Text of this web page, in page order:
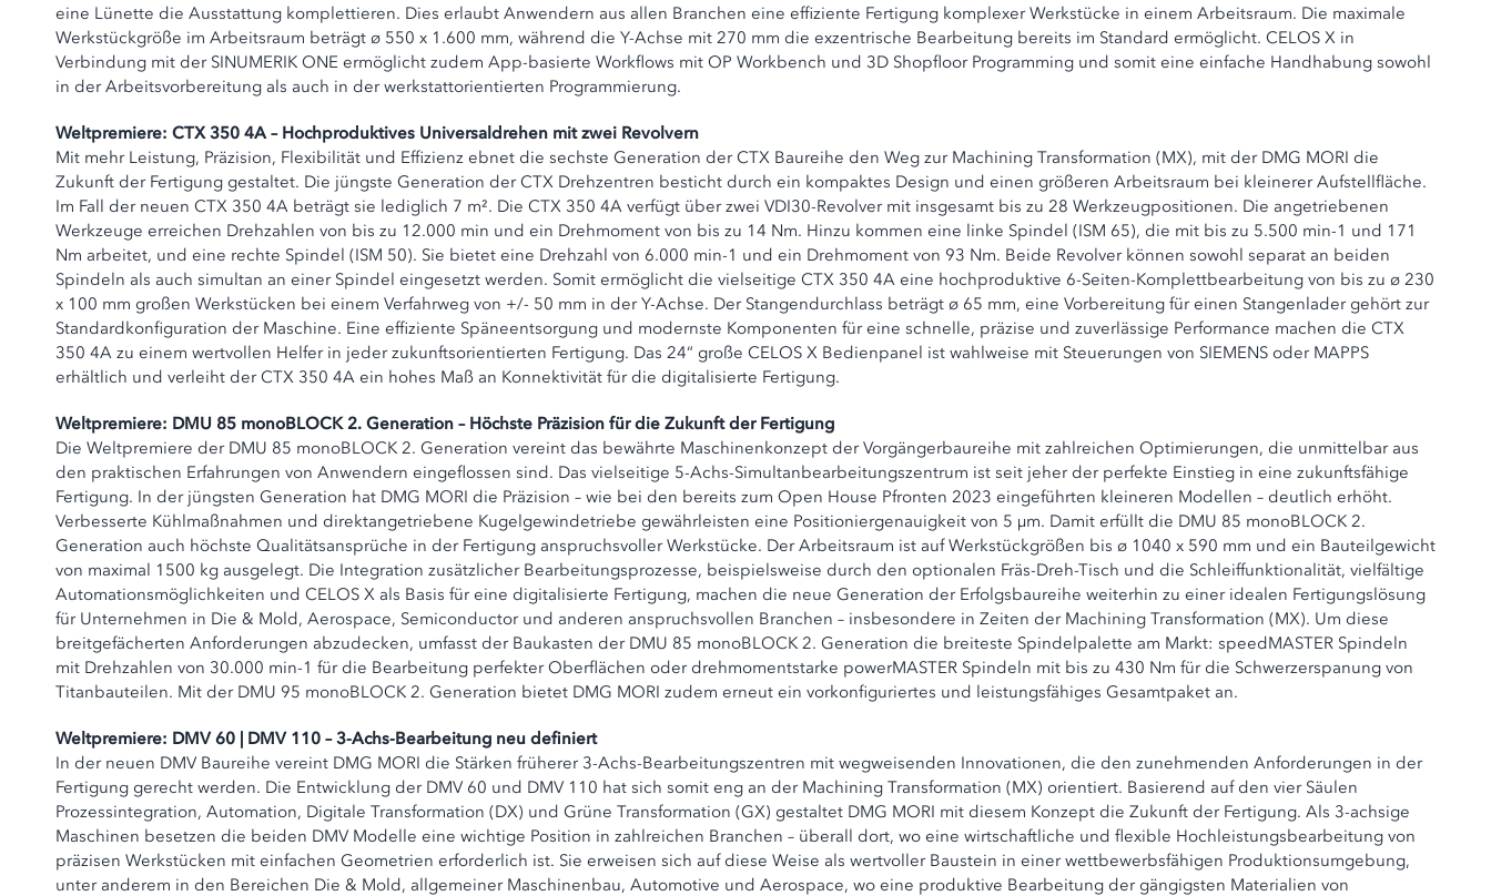
eine Lünette die Ausstattung komplettieren. Dies erlaubt Anwendern aus allen Branchen eine effiziente Fertigung komplexer Werkstücke in einem Arbeitsraum. Die maximale
Werkstückgröße im Arbeitsraum beträgt ø 550 x 1.600 mm, während die Y-Achse mit 270 mm die exzentrische Bearbeitung bereits im Standard ermöglicht. CELOS X in
Verbindung mit der SINUMERIK ONE ermöglicht zudem App-basierte Workflows mit OP Workbench und 3D Shopfloor Programming und somit eine einfache Handhabung sowohl
in der Arbeitsvorbereitung als auch in der werkstattorientierten Programmierung.
Weltpremiere: CTX 350 4A – Hochproduktives Universaldrehen mit zwei Revolvern
Mit mehr Leistung, Präzision, Flexibilität und Effizienz ebnet die sechste Generation der CTX Baureihe den Weg zur Machining Transformation (MX), mit der DMG MORI die
Zukunft der Fertigung gestaltet. Die jüngste Generation der CTX Drehzentren besticht durch ein kompaktes Design und einen größeren Arbeitsraum bei kleinerer Aufstellfläche.
Im Fall der neuen CTX 350 4A beträgt sie lediglich 7 m². Die CTX 350 4A verfügt über zwei VDI30-Revolver mit insgesamt bis zu 28 Werkzeugpositionen. Die angetriebenen
Werkzeuge erreichen Drehzahlen von bis zu 12.000 min und ein Drehmoment von bis zu 14 Nm. Hinzu kommen eine linke Spindel (ISM 65), die mit bis zu 5.500 min-1 und 171
Nm arbeitet, und eine rechte Spindel (ISM 50). Sie bietet eine Drehzahl von 6.000 min-1 und ein Drehmoment von 93 Nm. Beide Revolver können sowohl separat an beiden
Spindeln als auch simultan an einer Spindel eingesetzt werden. Somit ermöglicht die vielseitige CTX 350 4A eine hochproduktive 6-Seiten-Komplettbearbeitung von bis zu ø 230
x 100 mm großen Werkstücken bei einem Verfahrweg von +/- 50 mm in der Y-Achse. Der Stangendurchlass beträgt ø 65 mm, eine Vorbereitung für einen Stangenlader gehört zur
Standardkonfiguration der Maschine. Eine effiziente Späneentsorgung und modernste Komponenten für eine schnelle, präzise und zuverlässige Performance machen die CTX
350 4A zu einem wertvollen Helfer in jeder zukunftsorientierten Fertigung. Das 24“ große CELOS X Bedienpanel ist wahlweise mit Steuerungen von SIEMENS oder MAPPS
erhältlich und verleiht der CTX 350 4A ein hohes Maß an Konnektivität für die digitalisierte Fertigung.
Weltpremiere: DMU 85 monoBLOCK 2. Generation – Höchste Präzision für die Zukunft der Fertigung
Die Weltpremiere der DMU 85 monoBLOCK 2. Generation vereint das bewährte Maschinenkonzept der Vorgängerbaureihe mit zahlreichen Optimierungen, die unmittelbar aus
den praktischen Erfahrungen von Anwendern eingeflossen sind. Das vielseitige 5-Achs-Simultanbearbeitungszentrum ist seit jeher der perfekte Einstieg in eine zukunftsfähige
Fertigung. In der jüngsten Generation hat DMG MORI die Präzision – wie bei den bereits zum Open House Pfronten 2023 eingeführten kleineren Modellen – deutlich erhöht.
Verbesserte Kühlmaßnahmen und direktangetriebene Kugelgewindetriebe gewährleisten eine Positioniergenauigkeit von 5 µm. Damit erfüllt die DMU 85 monoBLOCK 2.
Generation auch höchste Qualitätsansprüche in der Fertigung anspruchsvoller Werkstücke. Der Arbeitsraum ist auf Werkstückgrößen bis ø 1040 x 590 mm und ein Bauteilgewicht
von maximal 1500 kg ausgelegt. Die Integration zusätzlicher Bearbeitungsprozesse, beispielsweise durch den optionalen Fräs-Dreh-Tisch und die Schleiffunktionalität, vielfältige
Automationsmöglichkeiten und CELOS X als Basis für eine digitalisierte Fertigung, machen die neue Generation der Erfolgsbaureihe weiterhin zu einer idealen Fertigungslösung
für Unternehmen in Die & Mold, Aerospace, Semiconductor und anderen anspruchsvollen Branchen – insbesondere in Zeiten der Machining Transformation (MX). Um diese
breitgefächerten Anforderungen abzudecken, umfasst der Baukasten der DMU 85 monoBLOCK 2. Generation die breiteste Spindelpalette am Markt: speedMASTER Spindeln
mit Drehzahlen von 30.000 min-1 für die Bearbeitung perfekter Oberflächen oder drehmomentstarke powerMASTER Spindeln mit bis zu 430 Nm für die Schwerzerspanung von
Titanbauteilen. Mit der DMU 95 monoBLOCK 2. Generation bietet DMG MORI zudem erneut ein vorkonfiguriertes und leistungsfähiges Gesamtpaket an.
Weltpremiere: DMV 60 | DMV 110 – 3-Achs-Bearbeitung neu definiert
In der neuen DMV Baureihe vereint DMG MORI die Stärken früherer 3-Achs-Bearbeitungszentren mit wegweisenden Innovationen, die den zunehmenden Anforderungen in der
Fertigung gerecht werden. Die Entwicklung der DMV 60 und DMV 110 hat sich somit eng an der Machining Transformation (MX) orientiert. Basierend auf den vier Säulen
Prozessintegration, Automation, Digitale Transformation (DX) und Grüne Transformation (GX) gestaltet DMG MORI mit diesem Konzept die Zukunft der Fertigung. Als 3-achsige
Maschinen besetzen die beiden DMV Modelle eine wichtige Position in zahlreichen Branchen – überall dort, wo eine wirtschaftliche und flexible Hochleistungsbearbeitung von
präzisen Werkstücken mit einfachen Geometrien erforderlich ist. Sie erweisen sich auf diese Weise als wertvoller Baustein in einer wettbewerbsfähigen Produktionsumgebung,
unter anderem in den Bereichen Die & Mold, allgemeiner Maschinenbau, Automotive und Aerospace, wo eine produktive Bearbeitung der gängigsten Materialien von